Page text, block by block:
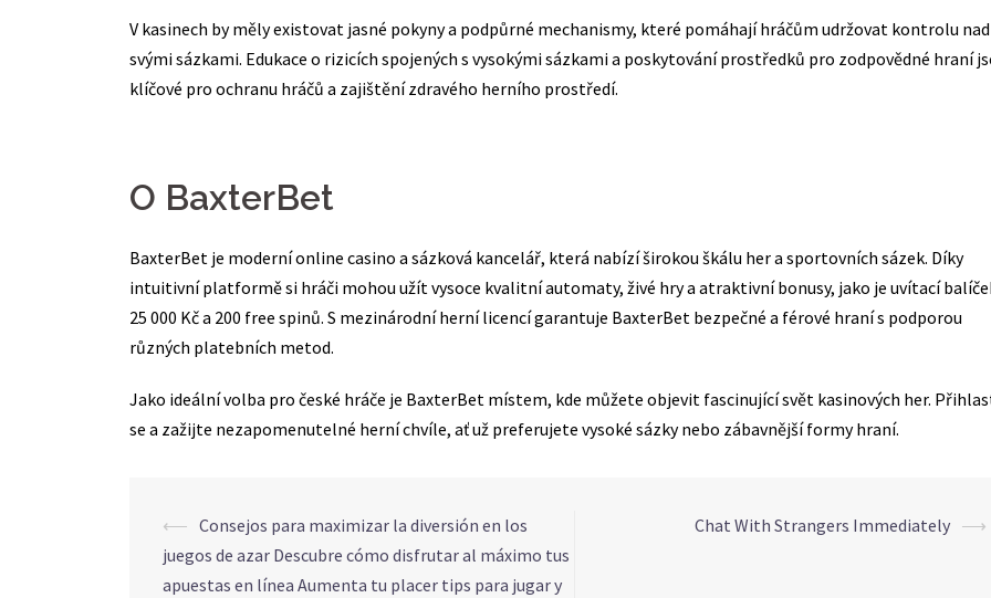
V kasinech by měly existovat jasné pokyny a podpůrné mechanismy, které pomáhají hráčům udržovat kontrolu nad
svými sázkami. Edukace o rizicích spojených s vysokými sázkami a poskytování prostředků pro zodpovědné hraní
klíčové pro ochranu hráčů a zajištění zdravého herního prostředí.
O BaxterBet
BaxterBet je moderní online casino a sázková kancelář, která nabízí širokou škálu her a sportovních sázek. Díky
intuitivní platformě si hráči mohou užít vysoce kvalitní automaty, živé hry a atraktivní bonusy, jako je uvítací
25 000 Kč a 200 free spinů. S mezinárodní herní licencí garantuje BaxterBet bezpečné a férové hraní s podporou
různých platebních metod.
Jako ideální volba pro české hráče je BaxterBet místem, kde můžete objevit fascinující svět kasinových her.
se a zažijte nezapomenutelné herní chvíle, ať už preferujete vysoké sázky nebo zábavnější formy hraní.
Navegação
de
⟵ Consejos para maximizar la diversión en los
juegos de azar Descubre cómo disfrutar al máximo tus
apuestas en línea Aumenta tu placer tips para jugar y
Chat With Strangers Immediately ⟶